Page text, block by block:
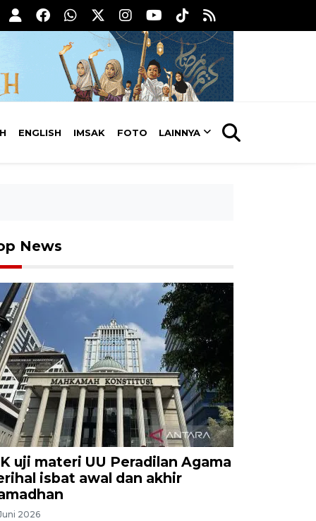
ENGLISH IMSAK FOTO LAINNYA
News
uji materi UU Peradilan Agama
isbat awal dan akhir
2026